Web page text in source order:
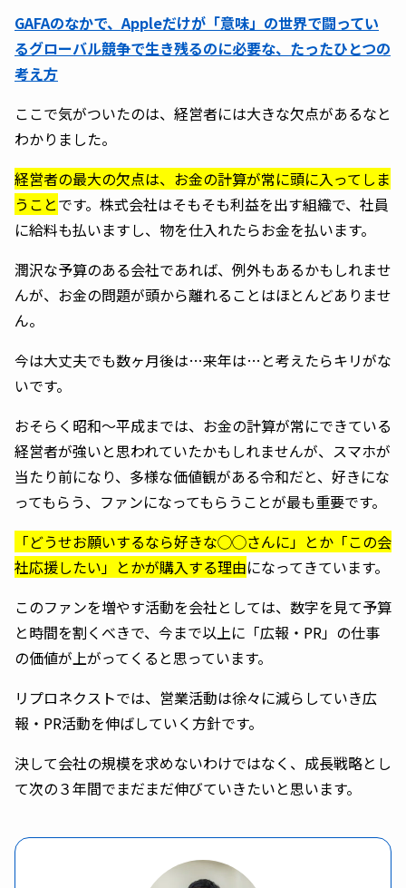
GAFAのなかで、Appleだけが「意味」の世界で闘ってい
るグローバル競争で生き残るのに必要な、たったひとつの
考え方
ここで気がついたのは、経営者には大きな欠点があるなと
わかりました。
経営者の最大の欠点は、お金の計算が常に頭に入ってしま
うことです。株式会社はそもそも利益を出す組織で、社員
に給料も払いますし、物を仕入れたらお金を払います。
潤沢な予算のある会社であれば、例外もあるかもしれませ
んが、お金の問題が頭から離れることはほとんどありませ
ん。
今は大丈夫でも数ヶ月後は…来年は…と考えたらキリがな
いです。
おそらく昭和〜平成までは、お金の計算が常にできている
経営者が強いと思われていたかもしれませんが、スマホが
当たり前になり、多様な価値観がある令和だと、好きにな
ってもらう、ファンになってもらうことが最も重要です。
「どうせお願いするなら好きな◯◯さんに」とか「この会
社応援したい」とかが購入する理由になってきています。
このファンを増やす活動を会社としては、数字を見て予算
と時間を割くべきで、今まで以上に「広報・PR」の仕事
の価値が上がってくると思っています。
リプロネクストでは、営業活動は徐々に減らしていき広
報・PR活動を伸ばしていく方針です。
決して会社の規模を求めないわけではなく、成長戦略とし
て次の３年間でまだまだ伸びていきたいと思います。